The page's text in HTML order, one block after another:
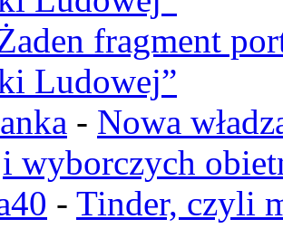
fragment
Ludowej”
- Nowa
wyborczych
- Tinder, czyli